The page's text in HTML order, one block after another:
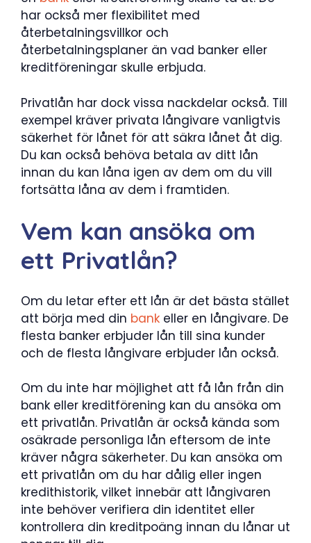
har också mer flexibilitet med
återbetalningsvillkor och
återbetalningsplaner än vad banker eller
kreditföreningar skulle erbjuda.
Privatlån har dock vissa nackdelar också. Till
exempel kräver privata långivare vanligtvis
säkerhet för lånet för att säkra lånet åt dig.
Du kan också behöva betala av ditt lån
innan du kan låna igen av dem om du vill
fortsätta låna av dem i framtiden.
Vem kan ansöka om
ett Privatlån?
Om du letar efter ett lån är det bästa stället
att börja med din bank eller en långivare. De
flesta banker erbjuder lån till sina kunder
och de flesta långivare erbjuder lån också.
Om du inte har möjlighet att få lån från din
bank eller kreditförening kan du ansöka om
ett privatlån. Privatlån är också kända som
osäkrade personliga lån eftersom de inte
kräver några säkerheter. Du kan ansöka om
ett privatlån om du har dålig eller ingen
kredithistorik, vilket innebär att långivaren
inte behöver verifiera din identitet eller
kontrollera din kreditpoäng innan du lånar ut